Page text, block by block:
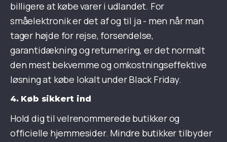
billigere at købe varer i udlandet. For
småelektronik er det af og til ja - men når man
tager højde for rejse, forsendelse,
garantidækning og returnering, er det normalt
den mest bekvemme og omkostningseffektive
løsning at købe lokalt under Black Friday.
4. Køb sikkert ind
Hold dig til velrenommerede butikker og
officielle hjemmesider. Mindre butikker tilbyder